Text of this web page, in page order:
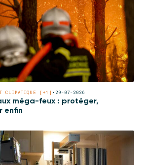
CLIMATIQUE [+1] • 29-07-2026
méga-feux : protéger,
enfin